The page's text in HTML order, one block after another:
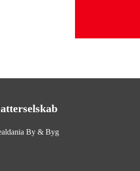
By & Byg